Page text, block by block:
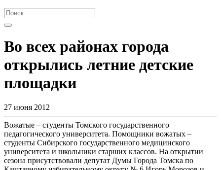
Во всех районах города
открылись летние детские
площадки
27 июня 2012
Вожатые – студенты Томского государственного
педагогического университета. Помощники вожатых –
студенты Сибирского государственного медицинского
университета и школьники старших классов. На открытии
сезона присутствовали депутат Думы Города Томска по